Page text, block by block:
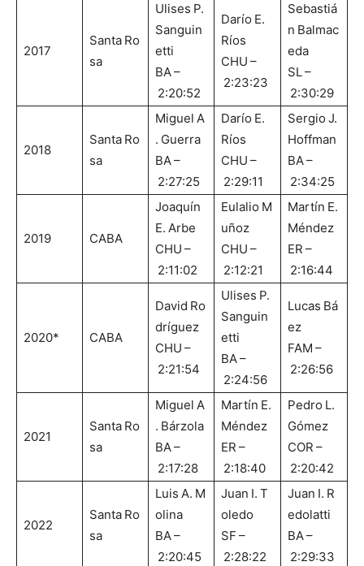
2017
Santa Ro
sa
Ulises P.
Sanguin
etti
BA –
2:20:52
Darío E.
Ríos
CHU –
2:23:23
Sebastiá
n Balmac
eda
SL –
2:30:29
2018
Santa Ro
sa
Miguel A
. Guerra
BA –
2:27:25
Darío E.
Ríos
CHU –
2:29:11
Sergio J.
Hoffman
BA –
2:34:25
2019 CABA
Joaquín
E. Arbe
CHU –
2:11:02
Eulalio M
uñoz
CHU –
2:12:21
Martín E.
Méndez
ER –
2:16:44
2020* CABA
David Ro
dríguez
CHU –
2:21:54
Ulises P.
Sanguin
etti
BA –
2:24:56
Lucas Bá
ez
FAM –
2:26:56
2021
Santa Ro
sa
Miguel A
. Bárzola
BA –
2:17:28
Martín E.
Méndez
ER –
2:18:40
Pedro L.
Gómez
COR –
2:20:42
2022
Santa Ro
sa
Luis A. M
olina
BA –
2:20:45
Juan I. T
oledo
SF –
2:28:22
Juan I. R
edolatti
BA –
2:29:33